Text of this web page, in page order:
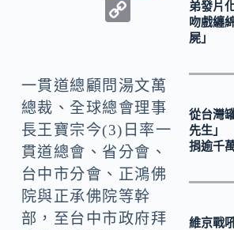
o
o
k
y
Li
n
k
一貫道總顧問湯文萬
總裁、全球總會理事
長王寶宗今(3)日率一
貫道總會、省分會、
台中市分會、正鴻佛
院與正承佛院等幹
部，至台中市政府拜
弟發片
吻戲纏
屍」
從台灣
先生」
捐逾千
維京戰